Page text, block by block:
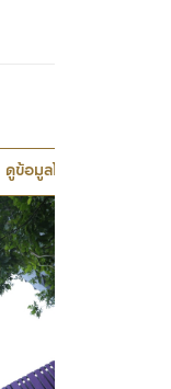
ดูข้อมูลโครงการ